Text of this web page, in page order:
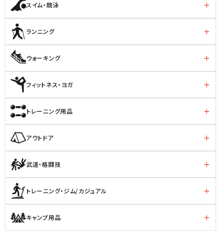
スイム・競泳
ランニング
ウォーキング
フィットネス・ヨガ
トレーニング用品
アウトドア
武道・格闘技
トレーニング・ジム/カジュアル
キャンプ用品